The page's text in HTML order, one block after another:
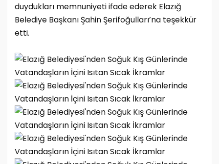
duydukları memnuniyeti ifade ederek Elazığ
Belediye Başkanı Şahin Şerifoğulları’na teşekkür
etti.